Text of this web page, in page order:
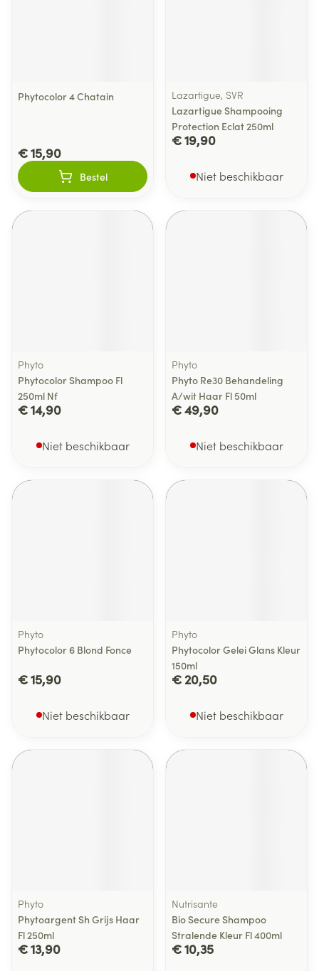
Phytocolor 4 Chatain
€ 15,90
Bestel
Lazartigue, SVR
Lazartigue Shampooing
Protection Eclat 250ml
€ 19,90
Niet beschikbaar
Phyto
Phytocolor Shampoo Fl
250ml Nf
€ 14,90
Niet beschikbaar
Phyto
Phyto Re30 Behandeling
A/wit Haar Fl 50ml
€ 49,90
Niet beschikbaar
Phyto
Phytocolor 6 Blond Fonce
€ 15,90
Niet beschikbaar
Phyto
Phytocolor Gelei Glans Kleur
150ml
€ 20,50
Niet beschikbaar
Phyto
Phytoargent Sh Grijs Haar
Fl 250ml
€ 13,90
Nutrisante
Bio Secure Shampoo
Stralende Kleur Fl 400ml
€ 10,35